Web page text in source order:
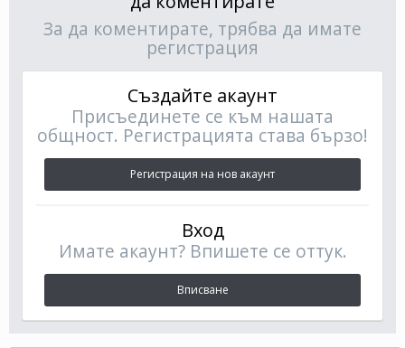
За да коментирате, трябва да имате
регистрация
Създайте акаунт
Присъединете се към нашата
общност. Регистрацията става бързо!
Регистрация на нов акаунт
Вход
Имате акаунт? Впишете се оттук.
Вписване